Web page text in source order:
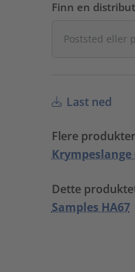
Finn en
Last ned
Flere
Krympeslange
Dette
Samples HA67